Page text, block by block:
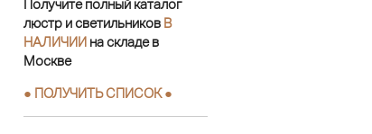
Получите полный каталог
люстр и светильников В
НАЛИЧИИ на складе в
Москве
● ПОЛУЧИТЬ СПИСОК ●